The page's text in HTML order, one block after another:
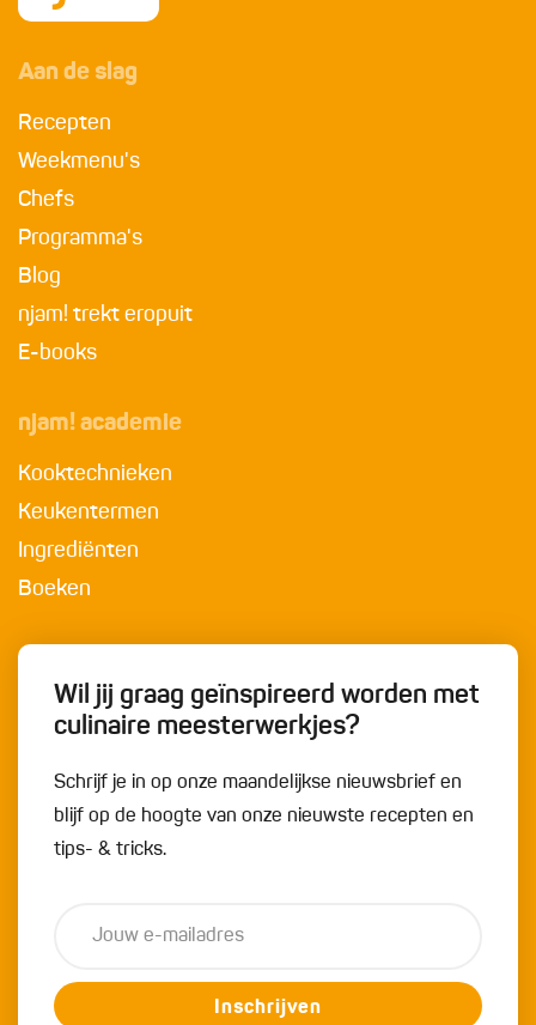
Aan de slag
Recepten
Weekmenu's
Chefs
Programma's
Blog
njam! trekt eropuit
E-books
njam! academie
Kooktechnieken
Keukentermen
Ingrediënten
Boeken
Wil jij graag geïnspireerd worden met
culinaire meesterwerkjes?
Schrijf je in op onze maandelijkse nieuwsbrief en
blijf op de hoogte van onze nieuwste recepten en
tips- & tricks.
Inschrijven